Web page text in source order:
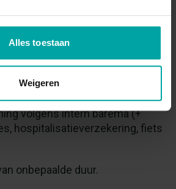
Alles toestaan
Weigeren
we?
en warme werkomgeving
volgens intern barema (+
hospitalisatieverzekering, fiets
onbepaalde duur.